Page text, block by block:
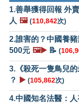
1.善舉獲得回報 外
人 🖼️ (110,842次)
2.誰害的？中國養
500元 🖼️▶️ 📝 (
3.《殺死一隻鳥兒
？
▶️ (105,862次)
4.中國知名法醫：